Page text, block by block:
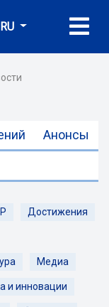
RU
Анонсы
Достижения
Медиа
и инновации